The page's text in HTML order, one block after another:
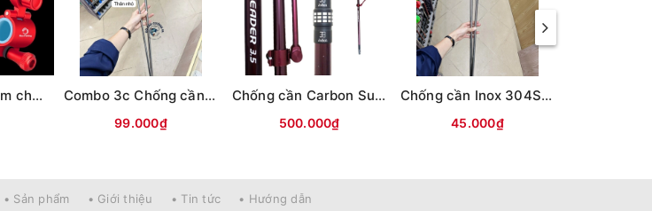
Ngoe phụ hợp kim chống cần câu đài Combo 3c Chống cần Inox 304 Super đầu nhựa - Thân nhỏ - Dài
99.000₫
Chống cần Carbon Surf Leader
500.000₫
Chống cần Inox 304S thân to(Đầu Inox)
45.000₫
• Sản phẩm • Giới thiệu • Tin tức • Hướng dẫn